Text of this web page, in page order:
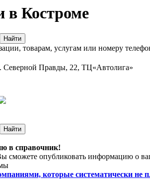
в Костроме
товарам, услугам или номеру
Правды, 22, ТЦ«Автолига»
в справочник!
сможете опубликовать информацию о
которые систематически не